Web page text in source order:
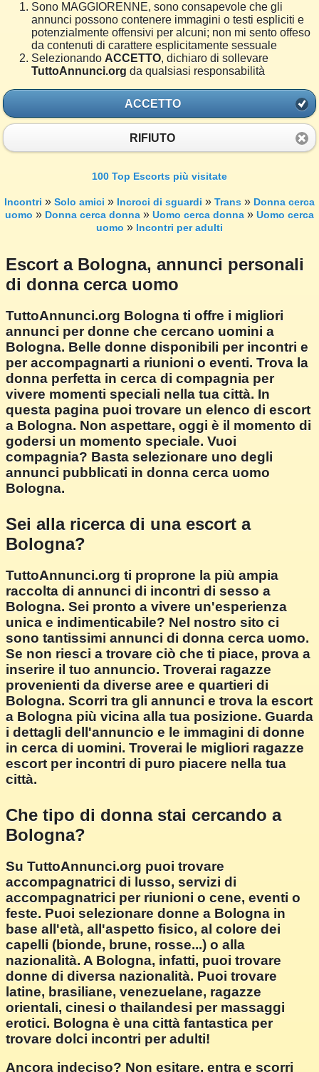
Sono MAGGIORENNE, sono consapevole che gli
annunci possono contenere immagini o testi espliciti e
potenzialmente offensivi per alcuni; non mi sento offeso
da contenuti di carattere esplicitamente sessuale
Selezionando ACCETTO, dichiaro di sollevare
TuttoAnnunci.org da qualsiasi responsabilità
ACCETTO
RIFIUTO
100 Top Escorts più visitate
Incontri » Solo amici » Incroci di sguardi » Trans » Donna cerca
uomo » Donna cerca donna » Uomo cerca donna » Uomo cerca
uomo » Incontri per adulti
Escort a Bologna, annunci personali
di donna cerca uomo
TuttoAnnunci.org Bologna ti offre i migliori
annunci per donne che cercano uomini a
Bologna. Belle donne disponibili per incontri e
per accompagnarti a riunioni o eventi. Trova la
donna perfetta in cerca di compagnia per
vivere momenti speciali nella tua città. In
questa pagina puoi trovare un elenco di escort
a Bologna. Non aspettare, oggi è il momento di
godersi un momento speciale. Vuoi
compagnia? Basta selezionare uno degli
annunci pubblicati in donna cerca uomo
Bologna.
Sei alla ricerca di una escort a
Bologna?
TuttoAnnunci.org ti proprone la più ampia
raccolta di annunci di incontri di sesso a
Bologna. Sei pronto a vivere un'esperienza
unica e indimenticabile? Nel nostro sito ci
sono tantissimi annunci di donna cerca uomo.
Se non riesci a trovare ciò che ti piace, prova a
inserire il tuo annuncio. Troverai ragazze
provenienti da diverse aree e quartieri di
Bologna. Scorri tra gli annunci e trova la escort
a Bologna più vicina alla tua posizione. Guarda
i dettagli dell'annuncio e le immagini di donne
in cerca di uomini. Troverai le migliori ragazze
escort per incontri di puro piacere nella tua
città.
Che tipo di donna stai cercando a
Bologna?
Su TuttoAnnunci.org puoi trovare
accompagnatrici di lusso, servizi di
accompagnatrici per riunioni o cene, eventi o
feste. Puoi selezionare donne a Bologna in
base all'età, all'aspetto fisico, al colore dei
capelli (bionde, brune, rosse...) o alla
nazionalità. A Bologna, infatti, puoi trovare
donne di diversa nazionalità. Puoi trovare
latine, brasiliane, venezuelane, ragazze
orientali, cinesi o thailandesi per massaggi
erotici. Bologna è una città fantastica per
trovare dolci incontri per adulti!
Ancora indeciso? Non esitare, entra e scorri